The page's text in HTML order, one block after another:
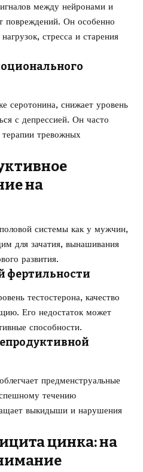
между нейронами и
повреждений. Он особенно
стресса и старения
серотонина, снижает уровень
с депрессией. Он часто
терапии тревожных
на
системы как у мужчин,
для зачатия, вынашивания
развития.
фертильности
тестостерона, качество
Его недостаток может
способности.
предменструальные
течению
выкидыши и нарушения
цинка: на